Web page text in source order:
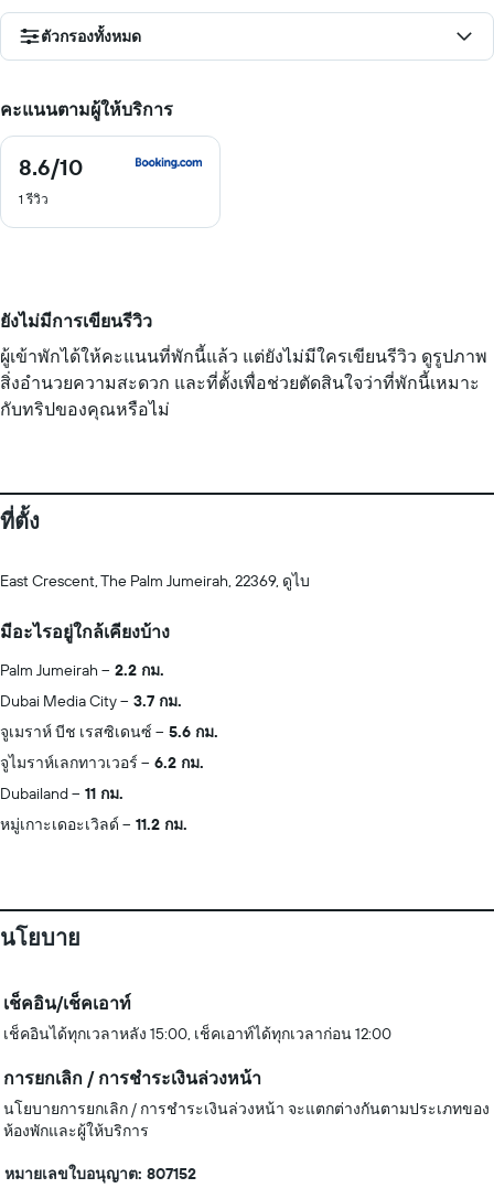
ตัวกรองทั้งหมด
คะแนนตามผู้ให้บริการ
8.6/10
8.6
10
1 รีวิว
ยังไม่มีการเขียนรีวิว
ผู้เข้าพักได้ให้คะแนนที่พักนี้แล้ว แต่ยังไม่มีใครเขียนรีวิว ดูรูปภาพ
สิ่งอำนวยความสะดวก และที่ตั้งเพื่อช่วยตัดสินใจว่าที่พักนี้เหมาะ
กับทริปของคุณหรือไม่
ที่ตั้ง
East Crescent, The Palm Jumeirah, 22369, ดูไบ
มีอะไรอยู่ใกล้เคียงบ้าง
Palm Jumeirah
2.2 กม.
Dubai Media City
3.7 กม.
จูเมราห์ บีช เรสซิเดนซ์
5.6 กม.
จูไมราห์เลกทาวเวอร์
6.2 กม.
Dubailand
11 กม.
หมู่เกาะเดอะเวิลด์
11.2 กม.
นโยบาย
เช็คอิน/เช็คเอาท์
เช็คอินได้ทุกเวลาหลัง 15:00, เช็คเอาท์ได้ทุกเวลาก่อน 12:00
การยกเลิก / การชำระเงินล่วงหน้า
นโยบายการยกเลิก / การชำระเงินล่วงหน้า จะแตกต่างกันตามประเภทของ
ห้องพักและผู้ให้บริการ
หมายเลขใบอนุญาต: 807152